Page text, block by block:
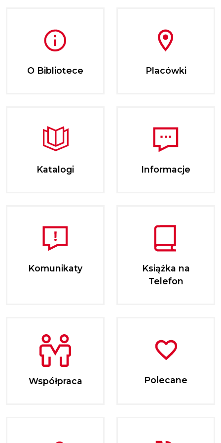
O Bibliotece Placówki
Katalogi Informacje
Komunikaty
Książka na
Telefon
Współpraca Polecane